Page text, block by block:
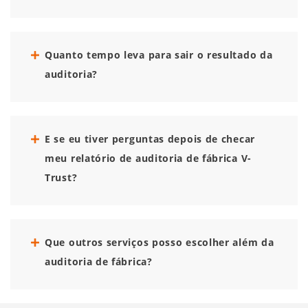
Quanto tempo leva para sair o resultado da
auditoria?
E se eu tiver perguntas depois de checar
meu relatório de auditoria de fábrica V-
Trust?
Que outros serviços posso escolher além da
auditoria de fábrica?